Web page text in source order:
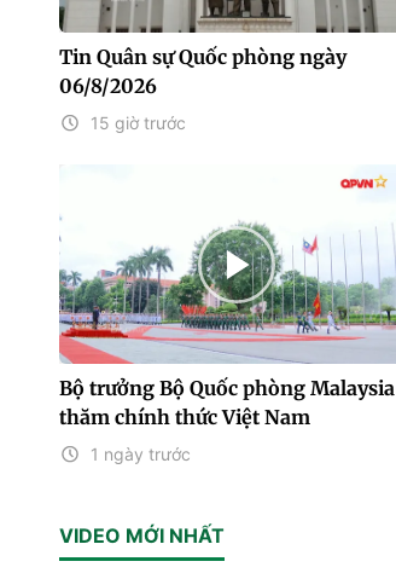
Tin Quân sự Quốc phòng ngày
06/8/2026
15 giờ trước
Bộ trưởng Bộ Quốc phòng Malaysia
thăm chính thức Việt Nam
1 ngày trước
VIDEO MỚI NHẤT